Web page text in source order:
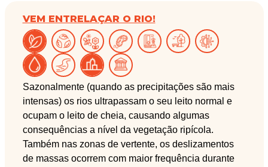
VEM ENTRELAÇAR O RIO!
Sazonalmente (quando as precipitações são mais
intensas) os rios ultrapassam o seu leito normal e
ocupam o leito de cheia, causando algumas
consequências a nível da vegetação ripícola.
Também nas zonas de vertente, os deslizamentos
de massas ocorrem com maior frequência durante